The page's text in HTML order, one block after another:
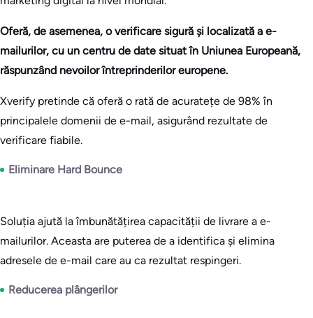
Oferă, de asemenea, o verificare sigură și localizată a e-
mailurilor, cu un centru de date situat în Uniunea Europeană,
răspunzând nevoilor întreprinderilor europene.
Xverify pretinde că oferă o rată de acuratețe de 98% în
principalele domenii de e-mail, asigurând rezultate de
verificare fiabile.
Eliminare Hard Bounce
Soluția ajută la îmbunătățirea capacității de livrare a e-
mailurilor. Aceasta are puterea de a identifica și elimina
adresele de e-mail care au ca rezultat respingeri.
Reducerea plângerilor